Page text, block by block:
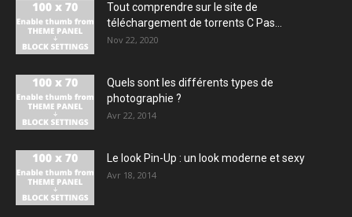
Tout comprendre sur le site de
téléchargement de torrents C Pas...
Nov 22, 2020
Quels sont les différents types de
photographie ?
Avr 22, 2014
Le look Pin-Up : un look moderne et sexy
Avr 18, 2014